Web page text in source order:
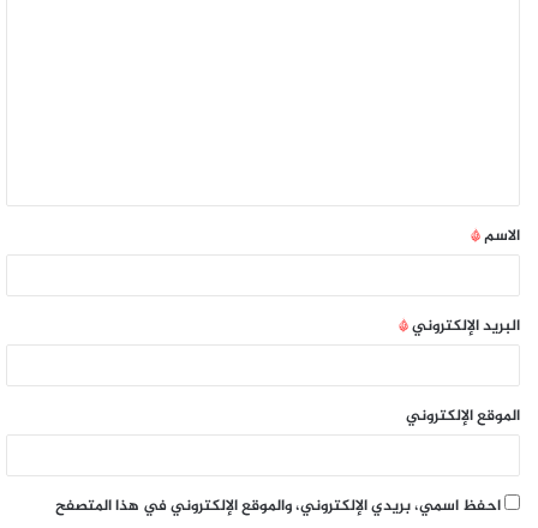
الاسم*
البريد الإلكتروني*
الموقع الإلكتروني
احفظ اسمي، بريدي الإلكتروني، والموقع الإلكتروني في هذا المتصفح